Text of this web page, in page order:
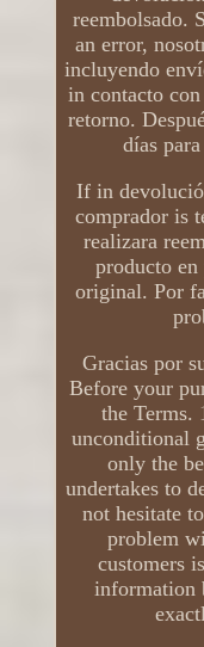
reembolsado.
an error,
incluyendo
in contacto
retorno.
días
If in
comprador is
realizara
producto
original. Por
Gracias por
Before your
the Terms.
unconditional
only the
undertakes to
not hesitate
problem
customers
information